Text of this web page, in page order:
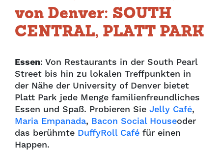
von Denver: SOUTH
CENTRAL, PLATT PARK
Essen: Von Restaurants in der South Pearl
Street bis hin zu lokalen Treffpunkten in
der Nähe der University of Denver bietet
Platt Park jede Menge familienfreundliches
Essen und Spaß. Probieren Sie Jelly Café,
Maria Empanada, Bacon Social Houseoder
das berühmte DuffyRoll Café für einen
Happen.